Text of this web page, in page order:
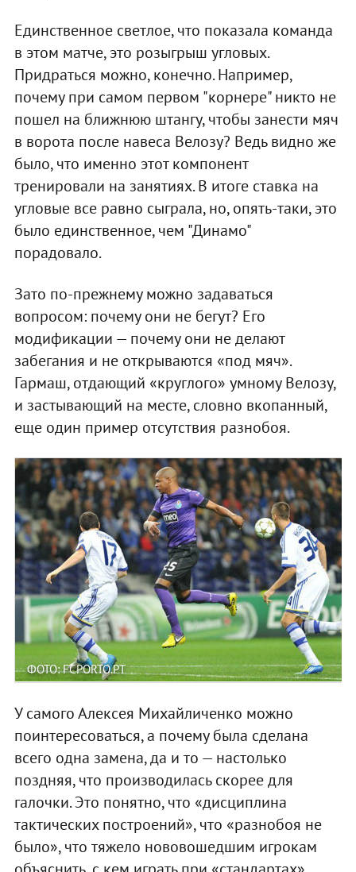
Единственное светлое, что показала команда
в этом матче, это розыгрыш угловых.
Придраться можно, конечно. Например,
почему при самом первом "корнере" никто не
пошел на ближнюю штангу, чтобы занести мяч
в ворота после навеса Велозу? Ведь видно же
было, что именно этот компонент
тренировали на занятиях. В итоге ставка на
угловые все равно сыграла, но, опять-таки, это
было единственное, чем "Динамо"
порадовало.
Зато по-прежнему можно задаваться
вопросом: почему они не бегут? Его
модификации — почему они не делают
забегания и не открываются «под мяч».
Гармаш, отдающий «круглого» умному Велозу,
и застывающий на месте, словно вкопанный,
еще один пример отсутствия разнобоя.
ФОТО: FCPORTO.PT
У самого Алексея Михайличенко можно
поинтересоваться, а почему была сделана
всего одна замена, да и то — настолько
поздняя, что производилась скорее для
галочки. Это понятно, что «дисциплина
тактических построений», что «разнобоя не
было», что тяжело нововошедшим игрокам